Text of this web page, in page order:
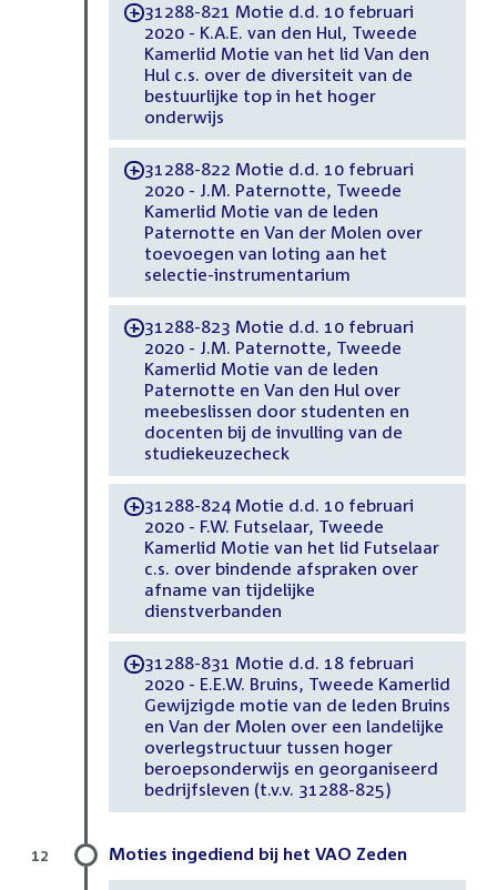
-31288-821 Motie d.d. 10 februari
2020 - K.A.E. van den Hul, Tweede
Kamerlid Motie van het lid Van den
Hul c.s. over de diversiteit van de
bestuurlijke top in het hoger
onderwijs
-31288-822 Motie d.d. 10 februari
2020 - J.M. Paternotte, Tweede
Kamerlid Motie van de leden
Paternotte en Van der Molen over
toevoegen van loting aan het
selectie-instrumentarium
-31288-823 Motie d.d. 10 februari
2020 - J.M. Paternotte, Tweede
Kamerlid Motie van de leden
Paternotte en Van den Hul over
meebeslissen door studenten en
docenten bij de invulling van de
studiekeuzecheck
-31288-824 Motie d.d. 10 februari
2020 - F.W. Futselaar, Tweede
Kamerlid Motie van het lid Futselaar
c.s. over bindende afspraken over
afname van tijdelijke
dienstverbanden
-31288-831 Motie d.d. 18 februari
2020 - E.E.W. Bruins, Tweede Kamerlid
Gewijzigde motie van de leden Bruins
en Van der Molen over een landelijke
overlegstructuur tussen hoger
beroepsonderwijs en georganiseerd
bedrijfsleven (t.v.v. 31288-825)
Moties ingediend bij het VAO Zeden
12